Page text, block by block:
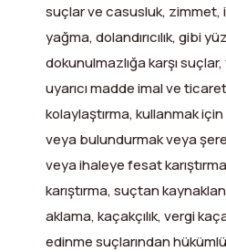
suçlar ve casusluk, zimmet,
yağma, dolandırıcılık, gibi
dokunulmazlığa karşı
uyarıcı madde imal ve
kolaylaştırma, kullanmak
veya bulundurmak veya
veya ihaleye fesat
karıştırma, suçtan
aklama, kaçakçılık, vergi
edinme suçlarından